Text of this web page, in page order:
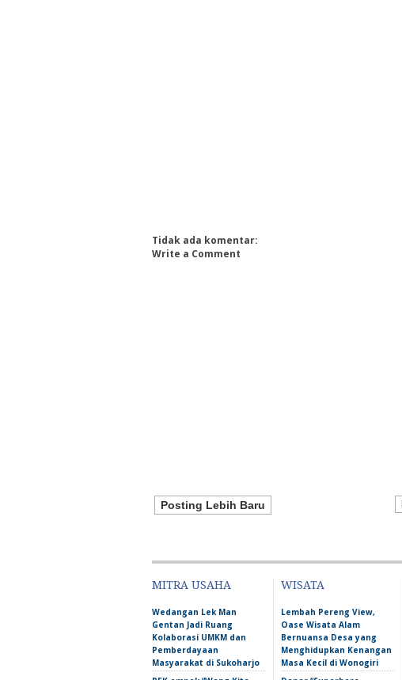
Tidak ada komentar:
Write a Comment
Posting Lebih Baru
MITRA USAHA
Wedangan Lek Man
Gentan Jadi Ruang
Kolaborasi UMKM dan
Pemberdayaan
Masyarakat di Sukoharjo
WISATA
Lembah Pereng View,
Oase Wisata Alam
Bernuansa Desa yang
Menghidupkan Kenangan
Masa Kecil di Wonogiri